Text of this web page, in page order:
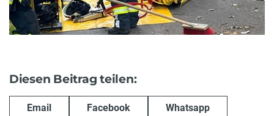
Diesen Beitrag teilen:
Email Facebook Whatsapp